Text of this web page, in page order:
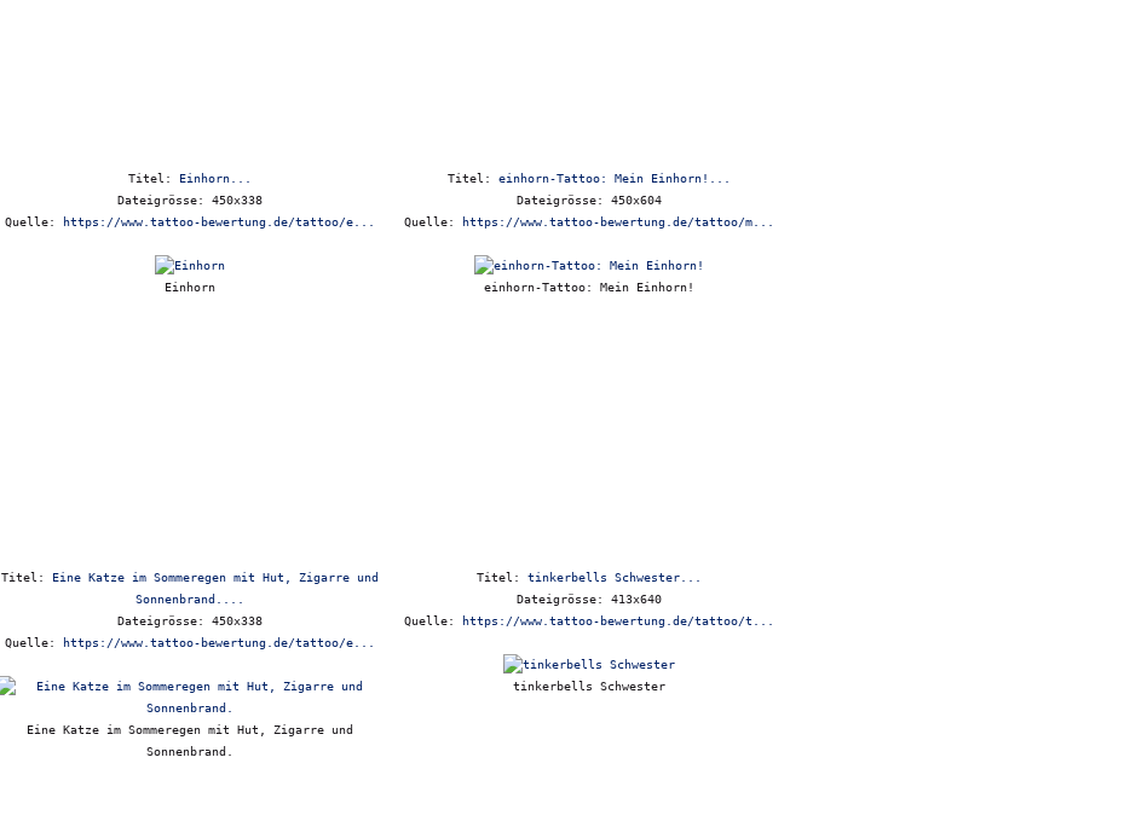
Titel: Einhorn...
Dateigrösse: 450x338
Quelle: https://www.tattoo-bewertung.de/tattoo/e...
Einhorn
Titel: einhorn-Tattoo: Mein Einhorn!...
Dateigrösse: 450x604
Quelle: https://www.tattoo-bewertung.de/tattoo/m...
einhorn-Tattoo: Mein Einhorn!
Titel: Eine Katze im Sommeregen mit Hut, Zigarre und
Sonnenbrand....
Dateigrösse: 450x338
Quelle: https://www.tattoo-bewertung.de/tattoo/e...
Eine Katze im Sommeregen mit Hut, Zigarre und
Sonnenbrand.
Titel: tinkerbells Schwester...
Dateigrösse: 413x640
Quelle: https://www.tattoo-bewertung.de/tattoo/t...
tinkerbells Schwester